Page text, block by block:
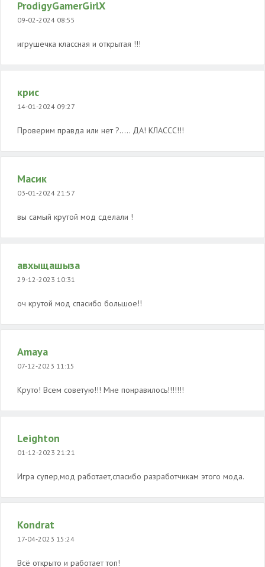
ProdigyGamerGirlX
09-02-2024 08:55
игрушечка классная и открытая !!!
крис
14-01-2024 09:27
Проверим правда или нет ?..... ДА! КЛАССС!!!
Масик
03-01-2024 21:57
вы самый крутой мод сделали !
авхыщашыза
29-12-2023 10:31
оч крутой мод спасибо большое!!
Amaya
07-12-2023 11:15
Круто! Всем советую!!! Мне понравилось!!!!!!!
Leighton
01-12-2023 21:21
Игра супер,мод работает,спасибо разработчикам этого мода.
Kondrat
17-04-2023 15:24
Всё открыто и работает топ!